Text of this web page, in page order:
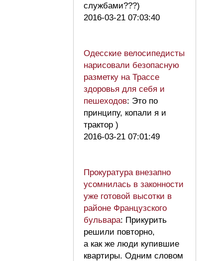
службами???)
2016-03-21 07:03:40
Одесские велосипедисты
нарисовали безопасную
разметку на Трассе
здоровья для себя и
пешеходов: Это по
принципу, копали я и
трактор )
2016-03-21 07:01:49
Прокуратура внезапно
усомнилась в законности
уже готовой высотки в
районе Французского
бульвара: Прикурить
решили повторно,
а как же люди купившие
квартиры. Одним словом